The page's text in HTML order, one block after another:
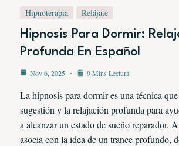
Hipnoterapia Relájate
Hipnosis Para Dormir:
Profunda En Español
Nov 6, 2025 9 Mins Lectura
La hipnosis para dormir es una técnica
sugestión y la relajación profunda para
a alcanzar un estado de sueño reparador.
asocia con la idea de un trance profundo,